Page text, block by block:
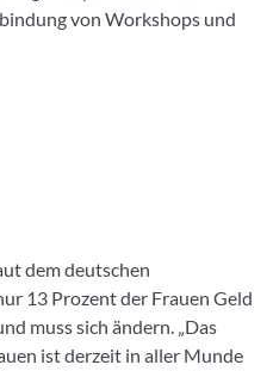
von Workshops und
dem deutschen
13 Prozent der Frauen Geld
muss sich ändern. „Das
ist derzeit in aller Munde